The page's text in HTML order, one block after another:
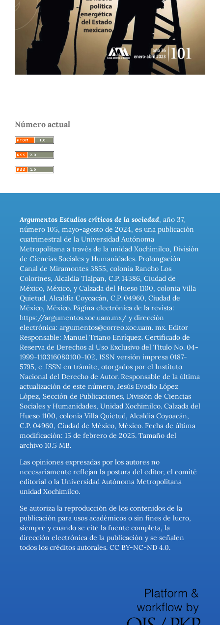
Número actual
Argumentos Estudios críticos de la sociedad, año 37,
número 105, mayo-agosto de 2024, es una publicación
cuatrimestral de la Universidad Autónoma
Metropolitana a través de la unidad Xochimilco, División
de Ciencias Sociales y Humanidades. Prolongación
Canal de Miramontes 3855, colonia Rancho Los
Colorines, Alcaldía Tlalpan, C.P. 14386, Ciudad de
México, México, y Calzada del Hueso 1100, colonia Villa
Quietud, Alcaldía Coyoacán, C.P. 04960, Ciudad de
México, México. Página electrónica de la revista:
https://argumentos.xoc.uam.mx/ y dirección
electrónica: argumentos@correo.xoc.uam. mx. Editor
Responsable: Manuel Triano Enríquez. Certificado de
Reserva de Derechos al Uso Exclusivo del Título No. 04-
1999-110316080100-102, ISSN versión impresa 0187-
5795, e-ISSN en trámite, otorgados por el Instituto
Nacional del Derecho de Autor. Responsable de la última
actualización de este número, Jesús Evodio López
López, Sección de Publicaciones, División de Ciencias
Sociales y Humanidades, Unidad Xochimilco. Calzada del
Hueso 1100, colonia Villa Quietud, Alcaldía Coyoacán,
C.P. 04960, Ciudad de México, México. Fecha de última
modificación: 15 de febrero de 2025. Tamaño del
archivo 10.5 MB.
Las opiniones expresadas por los autores no
necesariamente reflejan la postura del editor, el comité
editorial o la Universidad Autónoma Metropolitana
unidad Xochimilco.
Se autoriza la reproducción de los contenidos de la
publicación para usos académicos o sin fines de lucro,
siempre y cuando se cite la fuente completa, la
dirección electrónica de la publicación y se señalen
todos los créditos autorales. CC BY-NC-ND 4.0.